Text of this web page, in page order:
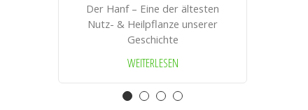
Der Hanf – Eine der ältesten
Nutz- & Heilpflanze unserer
Geschichte
WEITERLESEN